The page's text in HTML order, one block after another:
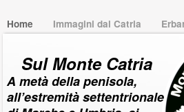
Home Immagini dal Catria
Sul Monte Catria
A metà della penisola,
all’estremità settentrionale